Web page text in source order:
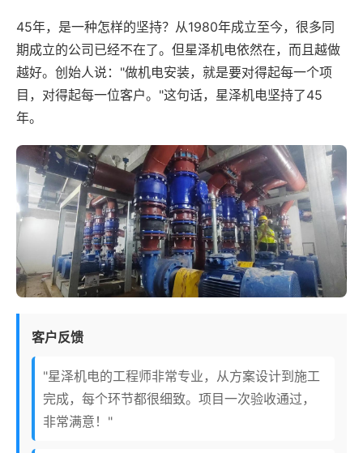
45年，是一种怎样的坚持？从1980年成立至今，很多同
期成立的公司已经不在了。但星泽机电依然在，而且越做
越好。创始人说："做机电安装，就是要对得起每一个项
目，对得起每一位客户。"这句话，星泽机电坚持了45
年。
客户反馈
"星泽机电的工程师非常专业，从方案设计到施工
完成，每个环节都很细致。项目一次验收通过，
非常满意！"